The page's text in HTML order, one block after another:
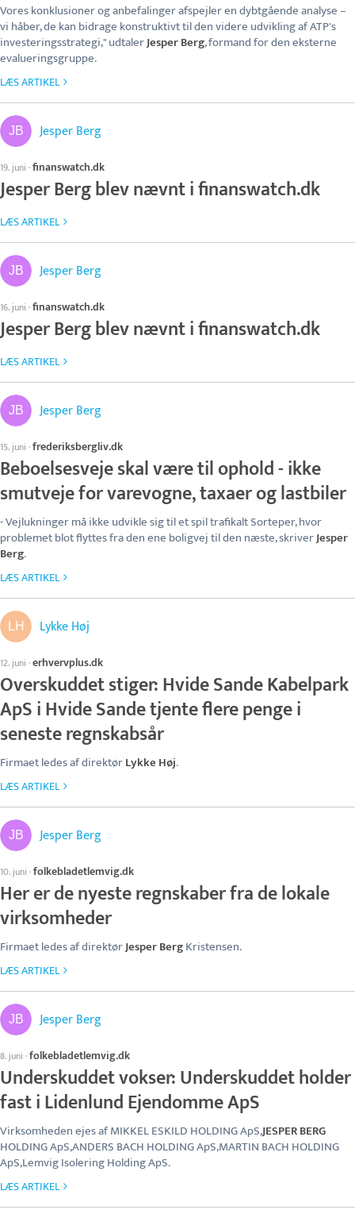
Vores konklusioner og anbefalinger afspejler en dybtgående analyse –
vi håber, de kan bidrage konstruktivt til den videre udvikling af ATP's
investeringsstrategi," udtalerJesper Berg, formand for den eksterne
evalueringsgruppe.
LÆS ARTIKEL
Jesper Berg
19. juni ·finanswatch.dk
Jesper Berg blev nævnt i finanswatch.dk
LÆS ARTIKEL
Jesper Berg
16. juni ·finanswatch.dk
Jesper Berg blev nævnt i finanswatch.dk
LÆS ARTIKEL
Jesper Berg
15. juni ·frederiksbergliv.dk
Beboelsesveje skal være til ophold - ikke
smutveje for varevogne, taxaer og lastbiler
- Vejlukninger må ikke udvikle sig til et spil trafikalt Sorteper, hvor
problemet blot flyttes fra den ene boligvej til den næste, skriverJesper
Berg.
LÆS ARTIKEL
Lykke Høj
12. juni ·erhvervplus.dk
Overskuddet stiger: Hvide Sande Kabelpark
ApS i Hvide Sande tjente flere penge i
seneste regnskabsår
Firmaet ledes af direktørLykke Høj.
LÆS ARTIKEL
Jesper Berg
10. juni ·folkebladetlemvig.dk
Her er de nyeste regnskaber fra de lokale
virksomheder
Firmaet ledes af direktørJesper BergKristensen.
LÆS ARTIKEL
Jesper Berg
8. juni ·folkebladetlemvig.dk
Underskuddet vokser: Underskuddet holder
fast i Lidenlund Ejendomme ApS
Virksomheden ejes af MIKKEL ESKILD HOLDING ApS,JESPER BERG
HOLDING ApS,ANDERS BACH HOLDING ApS,MARTIN BACH HOLDING
ApS,Lemvig Isolering Holding ApS.
LÆS ARTIKEL